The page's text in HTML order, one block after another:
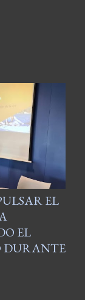
EL
EL
DURANTE